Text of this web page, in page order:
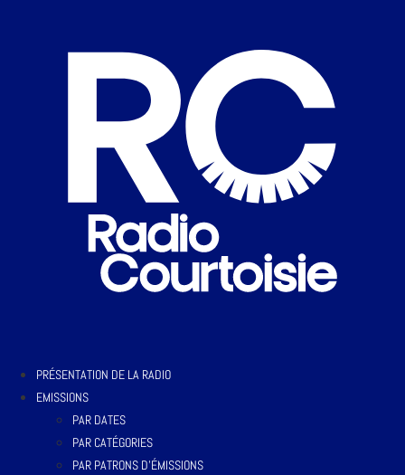
PRÉSENTATION DE LA RADIO
EMISSIONS
PAR DATES
PAR CATÉGORIES
PAR PATRONS D’ÉMISSIONS